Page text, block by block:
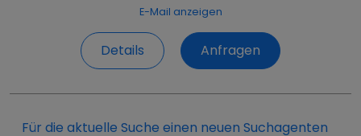
E-Mail anzeigen
Details Anfragen
Für die aktuelle Suche einen neuen Suchagenten